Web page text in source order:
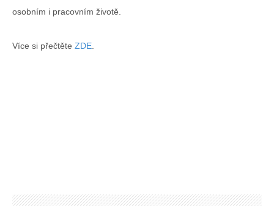
osobním i pracovním životě.
Více si přečtěte ZDE